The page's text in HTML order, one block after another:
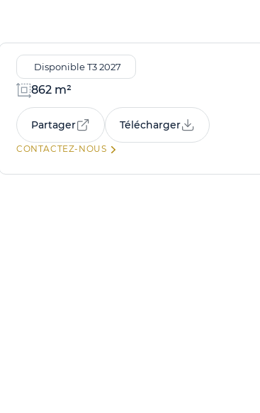
Disponible T3 2027
862 m²
Partager Télécharger
CONTACTEZ-NOUS